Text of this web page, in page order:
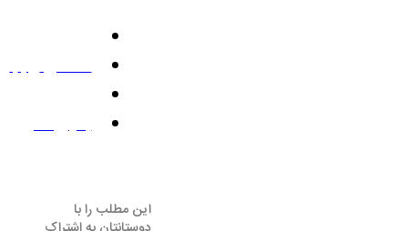
دسامبر 12, 2012
بدون نظر
این مطلب را با